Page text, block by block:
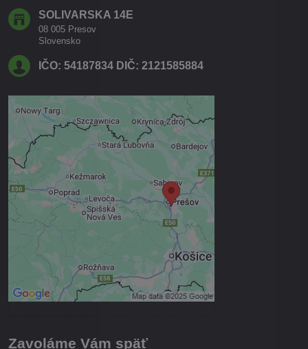
SOLIVARSKA 14E
08 005 Presov
Slovensko
IČO: 54187834 DIČ: 2121585884
Externý obsah je blokovaný
Voľbami súkromia
Prajete si načítať externý obsah?
Povoliť tentokrát
Povoliť a zapamätať - súhlas s
druhom cookie: Funkčné
Otvoriť obsah v novom okne
Zavoláme Vám späť